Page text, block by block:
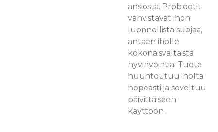
ansiosta. Probiootit
vahvistavat ihon
luonnollista suojaa,
antaen iholle
kokonaisvaltaista
hyvinvointia. Tuote
huuhtoutuu iholta
nopeasti ja soveltuu
päivittäiseen
käyttöön.